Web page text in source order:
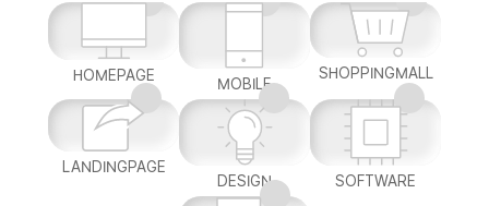
HOMEPAGE MOBILE
SHOPPINGMALL
LANDINGPAGE
DESIGN
SOFTWARE